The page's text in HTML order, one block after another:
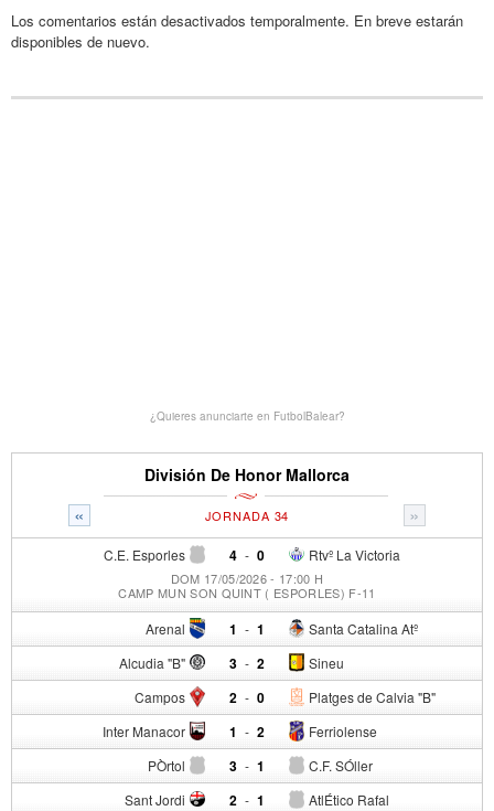
Los comentarios están desactivados temporalmente. En breve estarán
disponibles de nuevo.
¿Quieres anunciarte en FutbolBalear?
División De Honor Mallorca
« »
JORNADA 34
C.E. Esporles 4 - Rtvº La Victoria
0
DOM 17/05/2026 - 17:00 H
CAMP MUN SON QUINT ( ESPORLES) F-11
Arenal 1 - Santa Catalina Atº
1
Alcudia "B" 3 - Sineu
2
Campos 2 - Platges de Calvia "B"
0
Inter Manacor 1 - Ferriolense
2
PÒrtol 3 - C.F. SÓller
1
Sant Jordi 2 - AtlÉtico Rafal
1